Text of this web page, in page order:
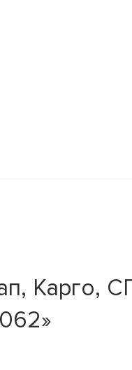
Карго,